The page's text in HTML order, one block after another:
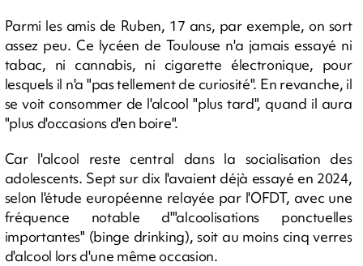
Parmi les amis de Ruben, 17 ans, par exemple, on sort
assez peu. Ce lycéen de Toulouse n'a jamais essayé ni
tabac, ni cannabis, ni cigarette électronique, pour
lesquels il n'a "pas tellement de curiosité". En revanche, il
se voit consommer de l'alcool "plus tard", quand il aura
"plus d'occasions d'en boire".
Car l'alcool reste central dans la socialisation des
adolescents. Sept sur dix l'avaient déjà essayé en 2024,
selon l'étude européenne relayée par l'OFDT, avec une
fréquence notable d'"alcoolisations ponctuelles
importantes" (binge drinking), soit au moins cinq verres
d'alcool lors d'une même occasion.